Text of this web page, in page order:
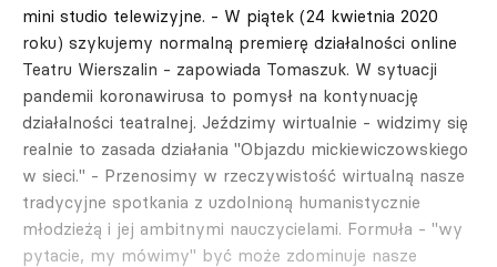
mini studio telewizyjne. - W piątek (24 kwietnia 2020
roku) szykujemy normalną premierę działalności online
Teatru Wierszalin - zapowiada Tomaszuk. W sytuacji
pandemii koronawirusa to pomysł na kontynuację
działalności teatralnej. Jeździmy wirtualnie - widzimy się
realnie to zasada działania "Objazdu mickiewiczowskiego
w sieci." - Przenosimy w rzeczywistość wirtualną nasze
tradycyjne spotkania z uzdolnioną humanistycznie
młodzieżą i jej ambitnymi nauczycielami. Formuła - "wy
pytacie, my mówimy" być może zdominuje nasze